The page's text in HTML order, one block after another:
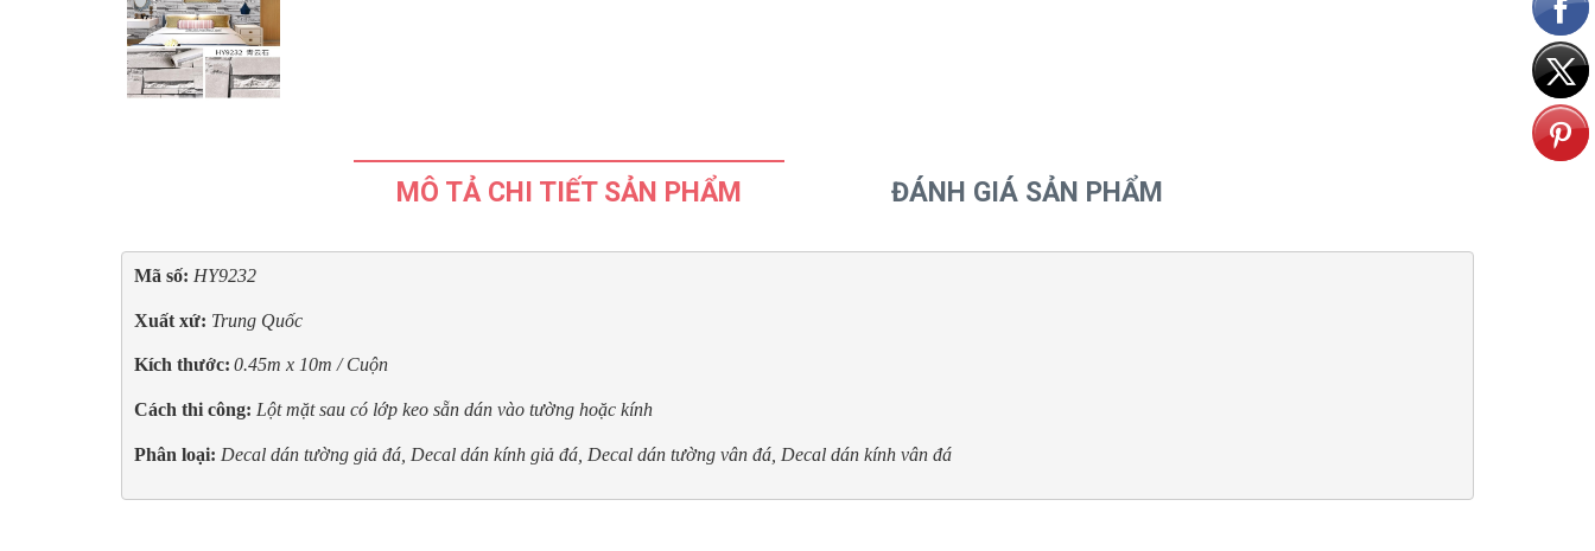
MÔ TẢ CHI TIẾT SẢN PHẨM ĐÁNH GIÁ SẢN PHẨM
Mã số: HY9232
Xuất xứ: Trung Quốc
Kích thước: 0.45m x 10m / Cuộn
Cách thi công: Lột mặt sau có lớp keo sẵn dán vào tường hoặc kính
Phân loại: Decal dán tường giả đá, Decal dán kính giả đá, Decal dán tường vân đá, Decal dán kính vân đá